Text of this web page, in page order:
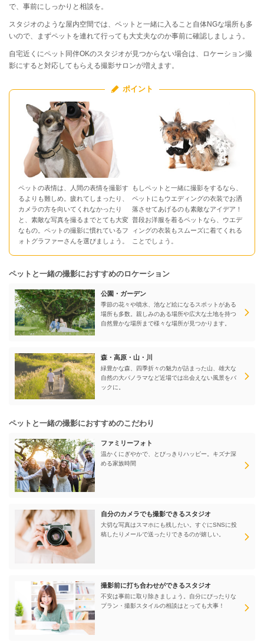
で、事前にしっかりと相談を。
スタジオのような屋内空間では、ペットと一緒に入ること自体NGな場所も多
いので、まずペットを連れて行っても大丈夫なのか事前に確認しましょう。
自宅近くにペット同伴OKのスタジオが見つからない場合は、ロケーション撮
影にすると対応してもらえる撮影サロンが増えます。
ポイント
ペットの表情は、人間の表情を撮影す
るよりも難しめ。疲れてしまったり、
カメラの方を向いてくれなかったり
と、素敵な写真を撮るまでとても大変
なもの。ペットの撮影に慣れているフ
ォトグラファーさんを選びましょう。
もしペットと一緒に撮影をするなら、
ペットにもウエディングの衣装でお洒
落させてあげるのも素敵なアイデア！
普段お洋服を着るペットなら、ウエデ
ィングの衣装もスムーズに着てくれる
ことでしょう。
ペットと一緒の撮影におすすめのロケーション
公園・ガーデン
季節の花々や噴水、池など絵になるスポットがある
場所も多数。親しみのある場所や広大な土地を持つ
自然豊かな場所まで様々な場所が見つかります。
森・高原・山・川
緑豊かな森、四季折々の魅力が詰まった山、雄大な
自然の大パノラマなど近場では出会えない風景をバ
ックに。
ペットと一緒の撮影におすすめのこだわり
ファミリーフォト
温かくにぎやかで、とびっきりハッピー。キズナ深
める家族時間
自分のカメラでも撮影できるスタジオ
大切な写真はスマホにも残したい。すぐにSNSに投
稿したりメールで送ったりできるのが嬉しい。
撮影前に打ち合わせができるスタジオ
不安は事前に取り除きましょう。自分にぴったりな
プラン・撮影スタイルの相談はとっても大事！